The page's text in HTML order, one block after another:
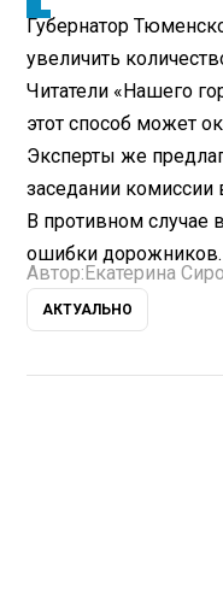
Губернатор
увеличить
Читатели «Нашего
этот способ может
Эксперты же
заседании комиссии
В противном случае
ошибки дорожников.
Автор: Екатерина
АКТУАЛЬНО